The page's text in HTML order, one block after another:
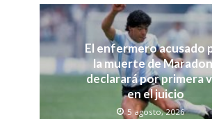
El enfermero acusado
la muerte de
declarará por primera
en el juicio
5 agosto, 2026